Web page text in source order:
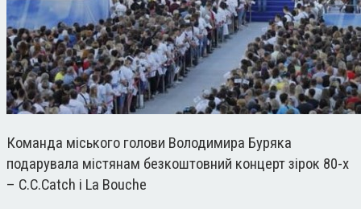
Команда міського голови Володимира Буряка
подарувала містянам безкоштовний концерт зірок 80-х
– C.C.Catch і La Bouche